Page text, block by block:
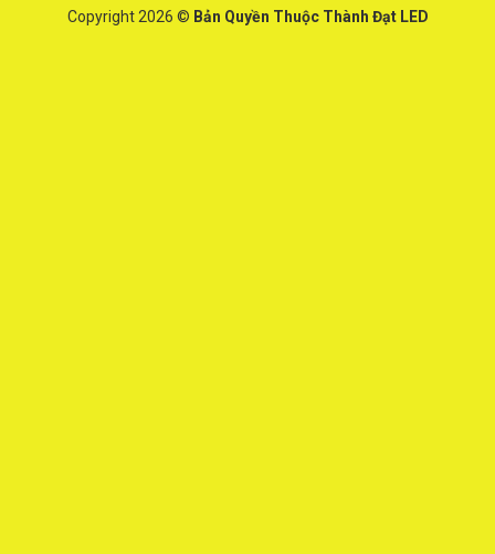
Copyright 2026 © Bản Quyền Thuộc Thành Đạt LED